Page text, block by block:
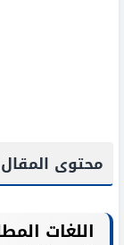
محتوى المقال
اللغات